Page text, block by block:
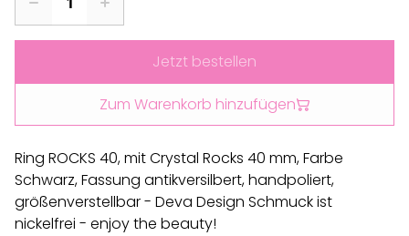
Jetzt bestellen
Zum Warenkorb hinzufügen
Ring ROCKS 40, mit Crystal Rocks 40 mm, Farbe
Schwarz, Fassung antikversilbert, handpoliert,
größenverstellbar - Deva Design Schmuck ist
nickelfrei - enjoy the beauty!